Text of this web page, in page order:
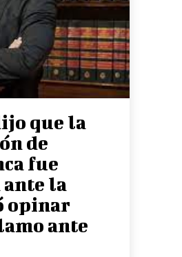
que la
de
fue
la
opinar
ante